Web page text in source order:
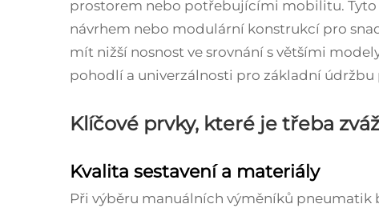
prostorem nebo potřebujícími mobilitu.
návrhem nebo modulární konstrukcí pro
mít nižší nosnost ve srovnání s většími
pohodlí a univerzálnosti pro základní údržbu
Klíčové prvky, které je třeba
Kvalita sestavení a materiály
Při výběru manuálních výměníků pneumatik